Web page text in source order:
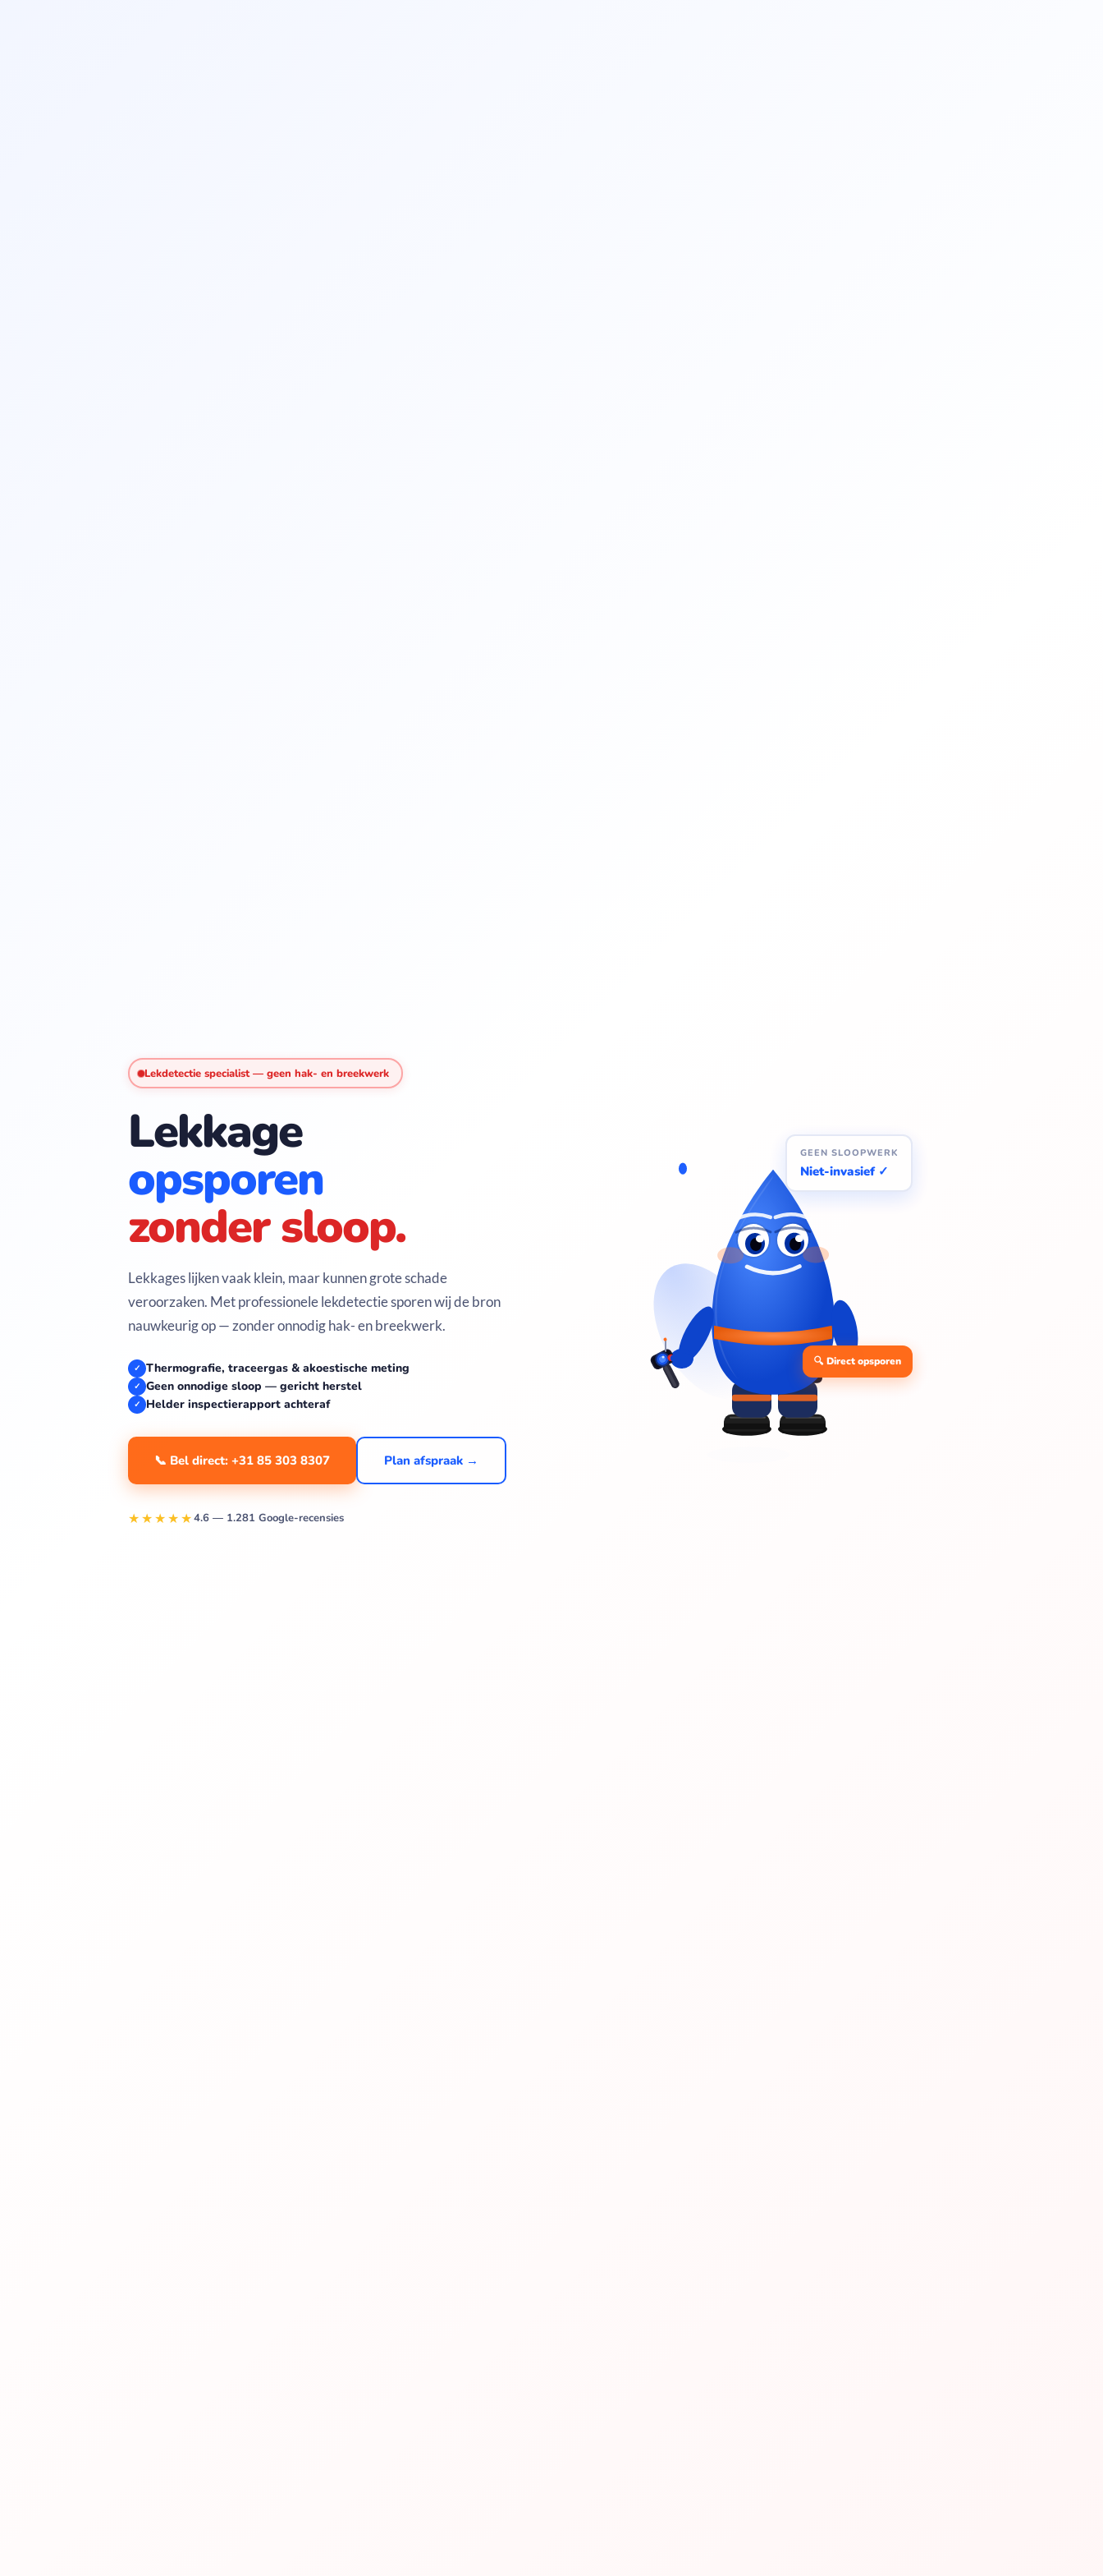
Lekdetectie specialist — geen hak- en breekwerk
Lekkage
opsporen
zonder sloop.
Lekkages lijken vaak klein, maar kunnen grote schade
veroorzaken. Met professionele lekdetectie sporen wij de bron
nauwkeurig op — zonder onnodig hak- en breekwerk.
✓ Thermografie, traceergas & akoestische meting
✓ Geen onnodige sloop — gericht herstel
✓ Helder inspectierapport achteraf
📞 Bel direct: +31 85 303 8307 Plan afspraak →
★★★★★4.6 — 1.281 Google-recensies
GEEN SLOOPWERK
Niet-invasief ✓
🔍 Direct opsporen